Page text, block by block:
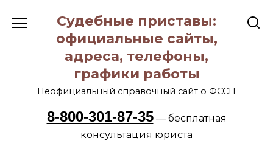
содержанию
Судебные приставы:
официальные сайты,
адреса, телефоны,
графики работы
Неофициальный справочный сайт о ФССП
8-800-301-87-35— бесплатная
консультация юриста